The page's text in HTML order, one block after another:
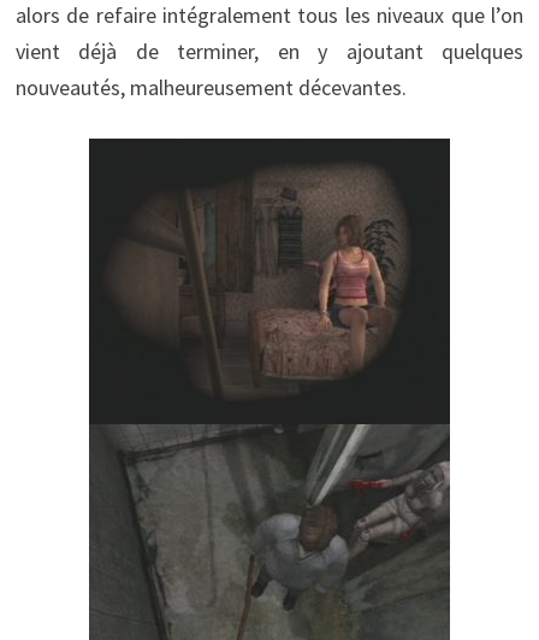
alors de refaire intégralement tous les niveaux que l’on
vient déjà de terminer, en y ajoutant quelques
nouveautés, malheureusement décevantes.